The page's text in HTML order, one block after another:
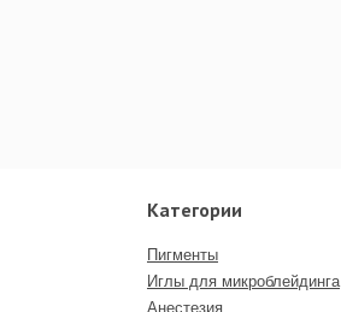
Категории
Пигменты
Иглы для микроблейдинга
Анестезия